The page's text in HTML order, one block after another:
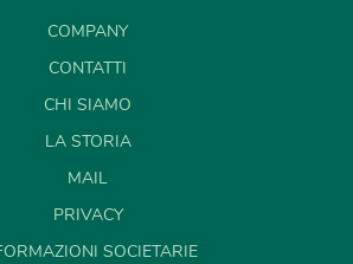
COMPANY
CONTATTI
CHI SIAMO
LA STORIA
MAIL
PRIVACY
SOCIETARIE